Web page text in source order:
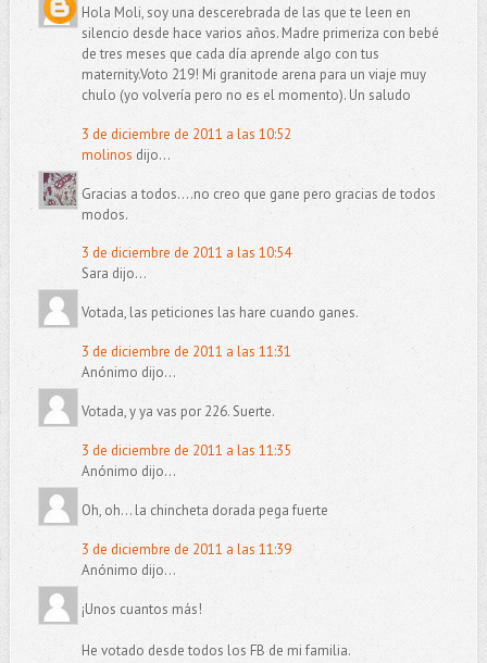
Hola Moli, soy una descerebrada de las que te leen en
silencio desde hace varios años. Madre primeriza con bebé
de tres meses que cada día aprende algo con tus
maternity.Voto 219! Mi granitode arena para un viaje muy
chulo (yo volvería pero no es el momento). Un saludo
3 de diciembre de 2011 a las 10:52
molinos dijo...
Gracias a todos....no creo que gane pero gracias de todos
modos.
3 de diciembre de 2011 a las 10:54
Sara dijo...
Votada, las peticiones las hare cuando ganes.
3 de diciembre de 2011 a las 11:31
Anónimo dijo...
Votada, y ya vas por 226. Suerte.
3 de diciembre de 2011 a las 11:35
Anónimo dijo...
Oh, oh... la chincheta dorada pega fuerte
3 de diciembre de 2011 a las 11:39
Anónimo dijo...
¡Unos cuantos más!
He votado desde todos los FB de mi familia.